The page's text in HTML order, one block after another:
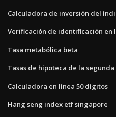
Calculadora de inversión del
Verificación de identificación en
Tasa metabólica beta
Tasas de hipoteca de la
Calculadora en línea 50 dígitos
Hang seng index etf singapore